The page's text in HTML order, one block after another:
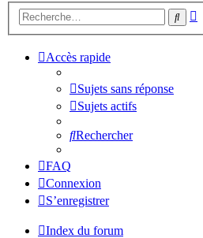
Accès rapide
Sujets sans réponse
Sujets actifs
Rechercher
FAQ
Connexion
S’enregistrer
Index du forum